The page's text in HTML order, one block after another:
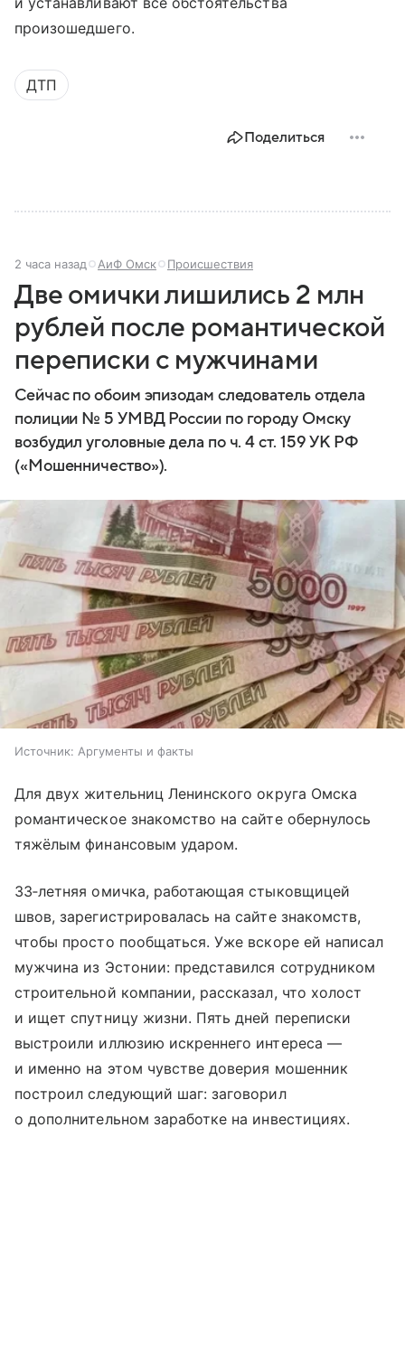
произошедшего.
ДТП
Поделиться
2 часа назад АиФ Омск Происшествия
Две омички лишились 2 млн
рублей после романтической
переписки с мужчинами
Сейчас по обоим эпизодам следователь отдела
полиции № 5 УМВД России по городу Омску
возбудил уголовные дела по ч. 4 ст. 159 УК РФ
(«Мошенничество»).
Источник: Аргументы и факты
Для двух жительниц Ленинского округа Омска
романтическое знакомство на сайте обернулось
тяжёлым финансовым ударом.
33‑летняя омичка, работающая стыковщицей
швов, зарегистрировалась на сайте знакомств,
чтобы просто пообщаться. Уже вскоре ей написал
мужчина из Эстонии: представился сотрудником
строительной компании, рассказал, что холост
и ищет спутницу жизни. Пять дней переписки
выстроили иллюзию искреннего интереса —
и именно на этом чувстве доверия мошенник
построил следующий шаг: заговорил
о дополнительном заработке на инвестициях.